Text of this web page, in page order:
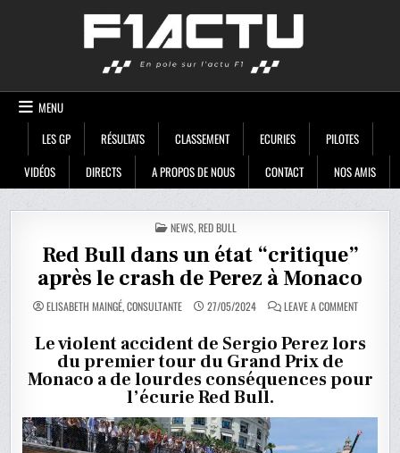
MENU
LES GP
RÉSULTATS CLASSEMENT ECURIES
PILOTES
VIDÉOS
DIRECTS A PROPOS DE NOUS CONTACT NOS AMIS
POSTED
IN
NEWS,RED BULL
Red Bull dans un état “critique”
après le crash de Perez à Monaco
ELISABETH MAINGÉ, CONSULTANTE 27/05/2024 LEAVE A COMMENTON
DANS
UN
APRÈS
À
MONACO
Le violent accident de Sergio Perez lors
du premier tour du Grand Prix de
Monaco a de lourdes conséquences pour
l’écurie Red Bull.